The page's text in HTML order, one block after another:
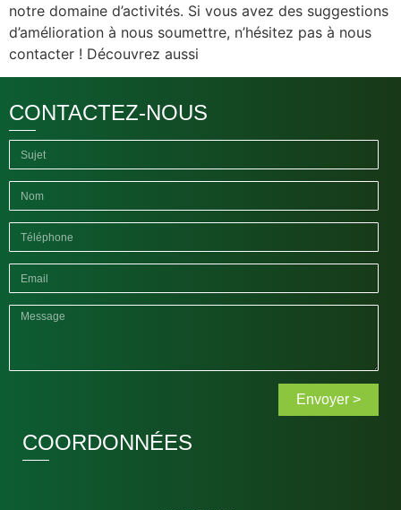
notre domaine d’activités. Si vous avez des suggestions
d’amélioration à nous soumettre, n’hésitez pas à nous
contacter ! Découvrez aussi
CONTACTEZ-NOUS
Envoyer >
COORDONNÉES